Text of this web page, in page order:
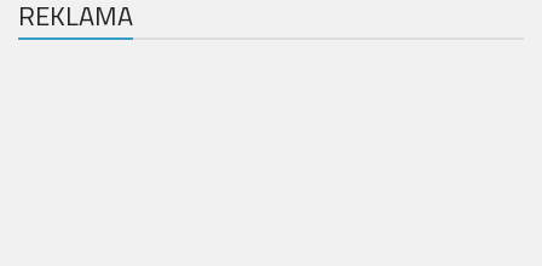
REKLAMA